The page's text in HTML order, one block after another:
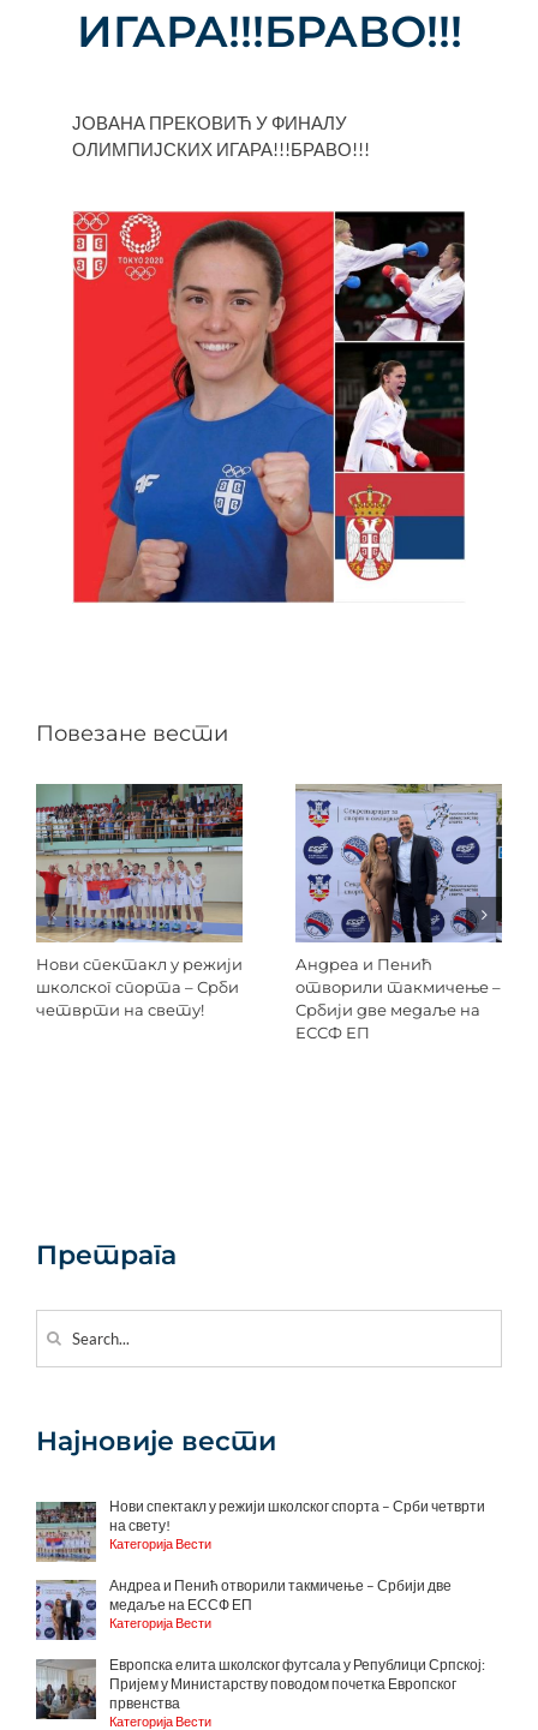
ИГАРА!!!БРАВО!!!
ЈОВАНА ПРЕКОВИЋ У ФИНАЛУ
ОЛИМПИЈСКИХ ИГАРА!!!БРАВО!!!
Повезане вести
Нови спектакл у режији
школског спорта – Срби
четврти на свету!
Андреа и Пенић
отворили такмичење –
Србији две медаље на
ЕССФ ЕП
Претрага
for:
Најновије вести
Нови спектакл у режији школског спорта – Срби четврти
на свету!
Категорија Вести
Андреа и Пенић отворили такмичење – Србији две
медаље на ЕССФ ЕП
Категорија Вести
Европска елита школског футсала у Републици Српској:
Пријем у Министарству поводом почетка Европског
првенства
Категорија Вести